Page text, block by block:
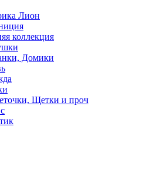
Лион
коллекция
Домики
Щетки и проч